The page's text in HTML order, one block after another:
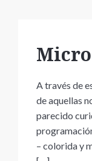
A través de
de aquellas
parecido
– colorida y